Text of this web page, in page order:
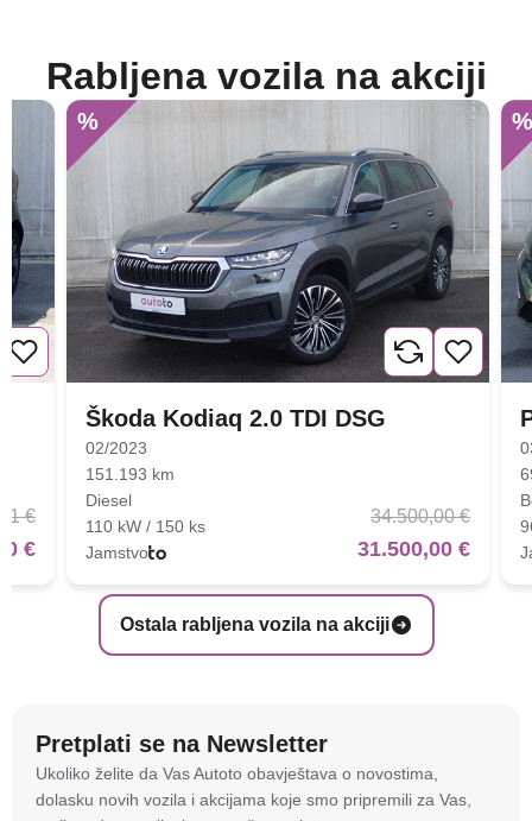
Rabljena vozila na akciji
Ostala rabljena vozila na akciji
€
€
%
Škoda Kodiaq 2.0 TDI DSG
02/2023
151.193 km
Diesel
110 kW / 150 ks
Jamstvo
34.500,00 €
31.500,00 €
Pretplati se na Newsletter
Ukoliko želite da Vas Autoto obavještava o novostima,
dolasku novih vozila i akcijama koje smo pripremili za Vas,
Na stranici
tehnologije kako bismo spremali i pristupali